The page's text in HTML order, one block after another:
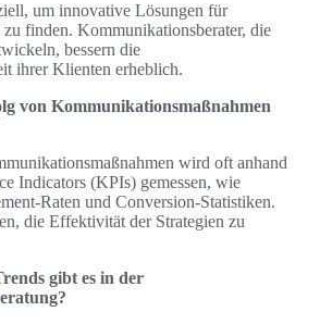
um innovative Lösungen für
finden. Kommunikationsberater, die
bessern die
ihrer Klienten erheblich.
von Kommunikationsmaßnahmen
wird oft anhand
Indicators (KPIs) gemessen, wie
Raten und Conversion-Statistiken.
die Effektivität der Strategien zu
gibt es in der